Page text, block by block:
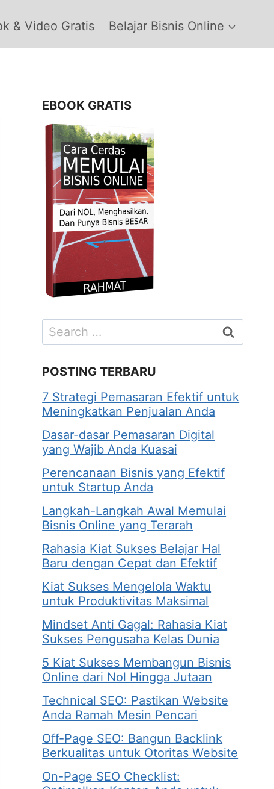
& Video Gratis Belajar Bisnis Online
EBOOK GRATIS
Search
for:
POSTING TERBARU
7 Strategi Pemasaran Efektif untuk
Meningkatkan Penjualan Anda
Dasar-dasar Pemasaran Digital
yang Wajib Anda Kuasai
Perencanaan Bisnis yang Efektif
untuk Startup Anda
Langkah-Langkah Awal Memulai
Bisnis Online yang Terarah
Rahasia Kiat Sukses Belajar Hal
Baru dengan Cepat dan Efektif
Kiat Sukses Mengelola Waktu
untuk Produktivitas Maksimal
Mindset Anti Gagal: Rahasia Kiat
Sukses Pengusaha Kelas Dunia
5 Kiat Sukses Membangun Bisnis
Online dari Nol Hingga Jutaan
Technical SEO: Pastikan Website
Anda Ramah Mesin Pencari
Off-Page SEO: Bangun Backlink
Berkualitas untuk Otoritas Website
On-Page SEO Checklist: